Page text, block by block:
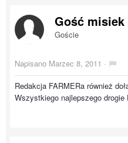
Gość misiek
Goście
Napisano Marzec 8, 2011 ·
Redakcja FARMERa również
Wszystkiego najlepszego